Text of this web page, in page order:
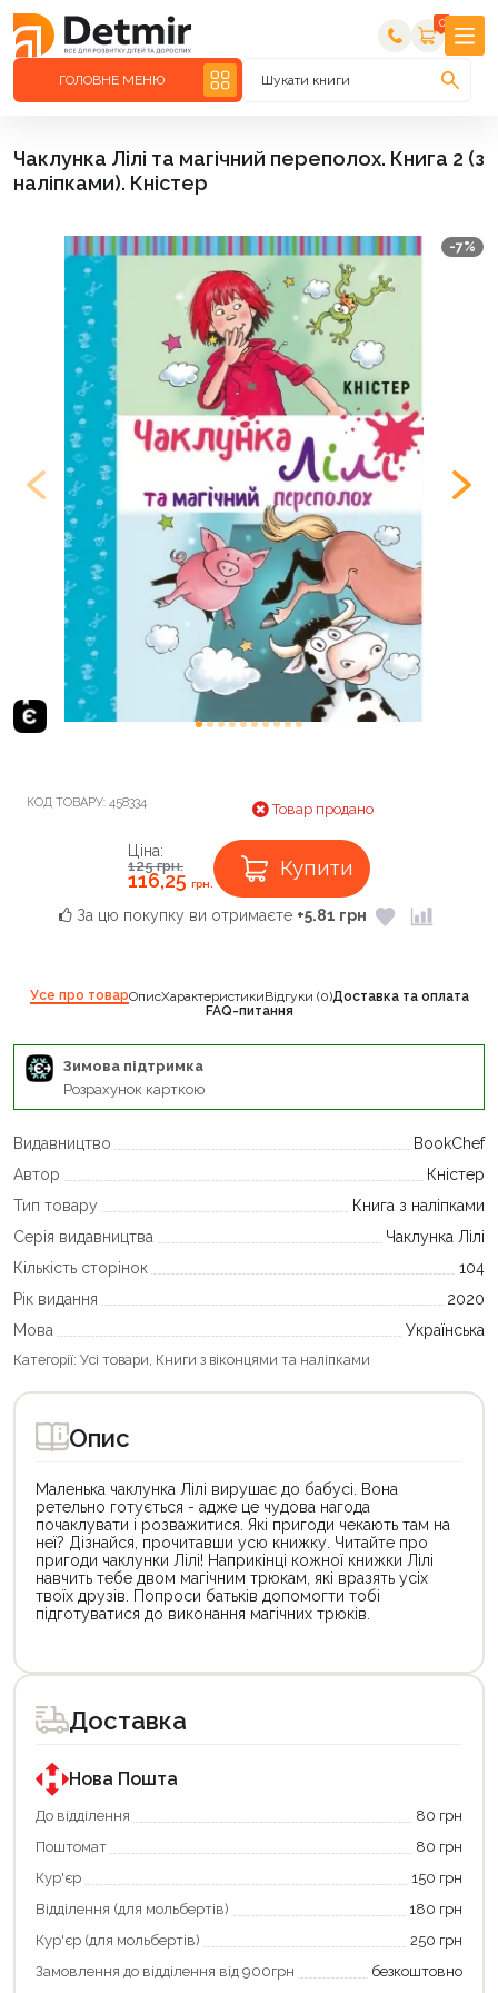
0
ГОЛОВНЕ МЕНЮ Шукати книги
Чаклунка Лілі та магічний переполох. Книга 2 (з
наліпками). Кністер
-7%
КОД ТОВАРУ: 458334 Товар продано
Ціна:
125грн.
116,25 грн.
Купити
За цю покупку ви отримаєте +5.81 грн
Усе про товарОписХарактеристикиВідгуки (0)Доставка та оплата
FAQ-питання
Зимова підтримка
Розрахунок карткою
Видавництво
BookChef
Автор
Кністер
Тип товару
Книга з наліпками
Серія видавництва
Чаклунка Лілі
Кількість сторінок
104
Рік видання
2020
Мова
Українська
Категорії: Усі товари Книги з віконцями та наліпками
Опис
Маленька чаклунка Лілі вирушає до бабусі. Вона
ретельно готується - адже це чудова нагода
почаклувати і розважитися. Які пригоди чекають там на
неї? Дізнайся, прочитавши усю книжку. Читайте про
пригоди чаклунки Лілі! Наприкінці кожної книжки Лілі
навчить тебе двом магічним трюкам, які вразять усіх
твоїх друзів. Попроси батьків допомогти тобі
підготуватися до виконання магічних трюків.
товар
для
покупки
державною
програмою
єКнига.
Використовуйте
карту
щоб
зекономити
та
отримати
додаткові
переваги!
Доставка
Нова Пошта
До відділення
80 грн
Поштомат
80 грн
Кур'єр
150 грн
Відділення (для мольбертів)
180 грн
Кур'єр (для мольбертів)
250 грн
Замовлення до відділення від 900грн
безкоштовно